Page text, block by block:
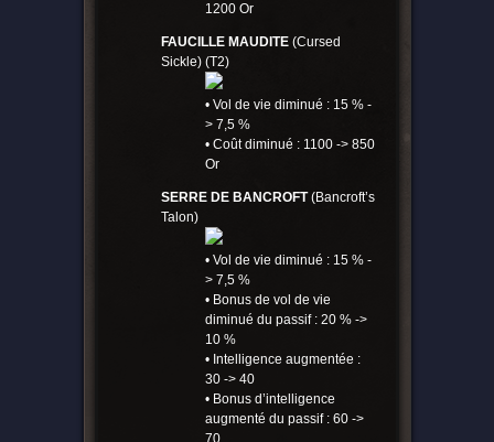
1200 Or
FAUCILLE MAUDITE(Cursed
Sickle) (T2)
• Vol de vie diminué : 15 % -
> 7,5 %
• Coût diminué : 1100 -> 850
Or
SERRE DE BANCROFT(Bancroft’s
Talon)
• Vol de vie diminué : 15 % -
> 7,5 %
• Bonus de vol de vie
diminué du passif : 20 % ->
10 %
• Intelligence augmentée :
30 -> 40
• Bonus d’intelligence
augmenté du passif : 60 ->